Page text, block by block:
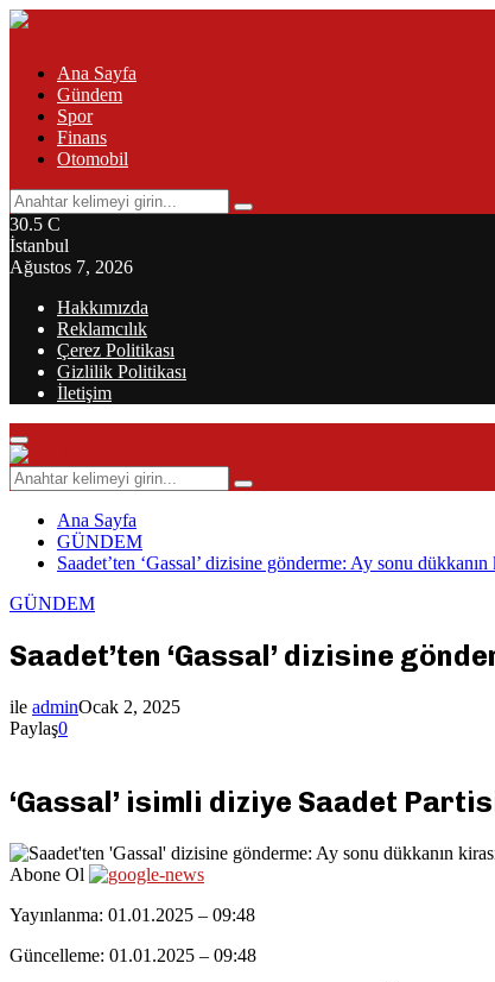
Ana Sayfa
Gündem
Spor
Finans
Otomobil
Search
for:
Search
30.5 C
İstanbul
Ağustos 7, 2026
Hakkımızda
Reklamcılık
Çerez Politikası
Gizlilik Politikası
İletişim
Primary
Menu
Search
for:
Search
Ana Sayfa
GÜNDEM
Saadet’ten ‘Gassal’ dizisine gönderme: Ay sonu
GÜNDEM
Saadet’ten ‘Gassal’ dizisine
ile adminOcak 2, 2025
Paylaş0
‘Gassal’ isimli diziye Saadet
Abone Ol
Yayınlanma: 01.01.2025 – 09:48
Güncelleme: 01.01.2025 – 09:48